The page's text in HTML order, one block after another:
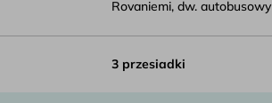
Rovaniemi, dw. autobusowy
3 przesiadki